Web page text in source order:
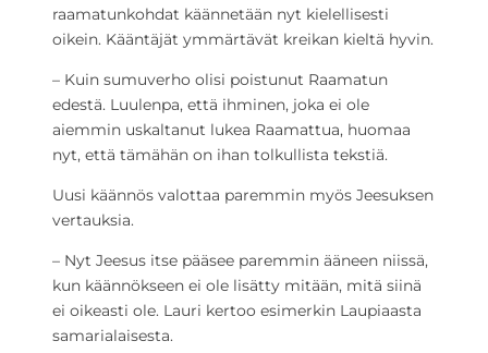
raamatunkohdat käännetään nyt kielellisesti
oikein. Kääntäjät ymmärtävät kreikan kieltä hyvin.
– Kuin sumuverho olisi poistunut Raamatun
edestä. Luulenpa, että ihminen, joka ei ole
aiemmin uskaltanut lukea Raamattua, huomaa
nyt, että tämähän on ihan tolkullista tekstiä.
Uusi käännös valottaa paremmin myös Jeesuksen
vertauksia.
– Nyt Jeesus itse pääsee paremmin ääneen niissä,
kun käännökseen ei ole lisätty mitään, mitä siinä
ei oikeasti ole. Lauri kertoo esimerkin Laupiaasta
samarialaisesta.